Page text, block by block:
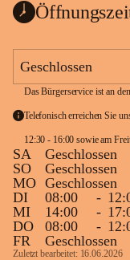
Geschlossen
Das Bürgerservice ist an
SA
Geschlossen
SO
Geschlossen
MO Geschlossen
DI
08:00 -
MI
14:00 -
DO
08:00 -
FR
Geschlossen
Zuletzt bearbeitet: 16.06.2026